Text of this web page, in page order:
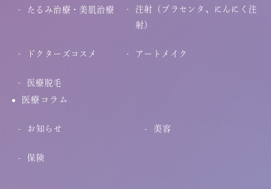
たるみ治療・美肌治療
注射（プラセンタ、にんにく注
射）
ドクターズコスメ アートメイク
医療脱毛
医療コラム
お知らせ 美容
保険